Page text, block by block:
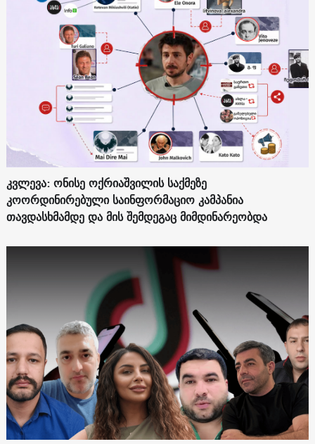
კვლევა: ონისე ოქრიაშვილის საქმეზე
კოორდინირებული საინფორმაციო კამპანია
თავდასხმამდე და მის შემდეგაც მიმდინარეობდა